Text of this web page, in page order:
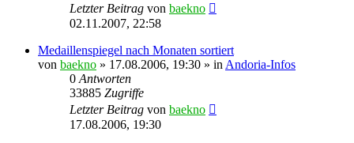
Letzter Beitrag von baekno
02.11.2007, 22:58
Medaillenspiegel nach Monaten sortiert
von baekno » 17.08.2006, 19:30 » in Andoria-Infos
0 Antworten
33885 Zugriffe
Letzter Beitrag von baekno
17.08.2006, 19:30